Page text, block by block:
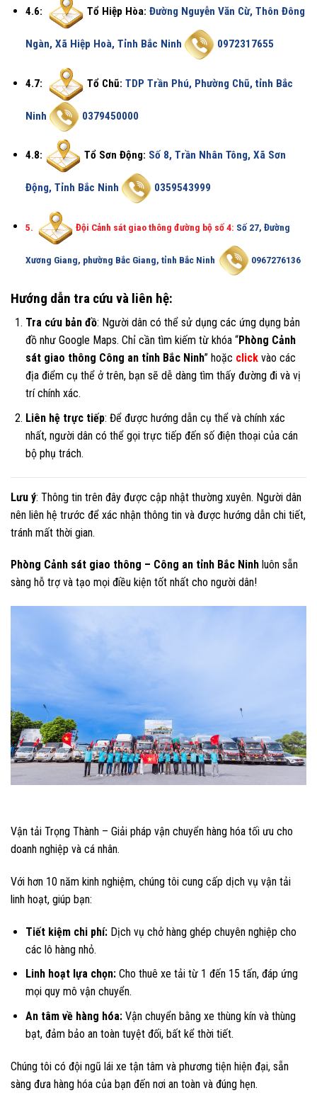
4.6: Tổ Hiệp Hòa: Đường Nguyễn Văn Cừ, Thôn Đông
Ngàn, Xã Hiệp Hoà, Tỉnh Bắc Ninh 0972317655
4.7: Tổ Chũ: TDP Trần Phú, Phường Chũ, tỉnh Bắc
Ninh 0379450000
4.8: Tổ Sơn Động: Số 8, Trần Nhân Tông, Xã Sơn
Động, Tỉnh Bắc Ninh 0359543999
5. Đội Cảnh sát giao thông đường bộ số 4: Số 27, Đường
Xương Giang, phường Bắc Giang, tỉnh Bắc Ninh 0967276136
Hướng dẫn tra cứu và liên hệ:
Tra cứu bản đồ: Người dân có thể sử dụng các ứng dụng bản
đồ như Google Maps. Chỉ cần tìm kiếm từ khóa “Phòng Cảnh
sát giao thông Công an tỉnh Bắc Ninh” hoặc click vào các
địa điểm cụ thể ở trên, bạn sẽ dễ dàng tìm thấy đường đi và vị
trí chính xác.
Liên hệ trực tiếp: Để được hướng dẫn cụ thể và chính xác
nhất, người dân có thể gọi trực tiếp đến số điện thoại của cán
bộ phụ trách.
Lưu ý: Thông tin trên đây được cập nhật thường xuyên. Người dân
nên liên hệ trước để xác nhận thông tin và được hướng dẫn chi tiết,
tránh mất thời gian.
Phòng Cảnh sát giao thông – Công an tỉnh Bắc Ninh luôn sẵn
sàng hỗ trợ và tạo mọi điều kiện tốt nhất cho người dân!
Vận tải Trọng Thành – Giải pháp vận chuyển hàng hóa tối ưu cho
doanh nghiệp và cá nhân.
Với hơn 10 năm kinh nghiệm, chúng tôi cung cấp dịch vụ vận tải
linh hoạt, giúp bạn:
Tiết kiệm chi phí:Dịch vụ chở hàng ghép chuyên nghiệp cho
các lô hàng nhỏ.
Linh hoạt lựa chọn:Cho thuê xe tải từ 1 đến 15 tấn, đáp ứng
mọi quy mô vận chuyển.
An tâm về hàng hóa:Vận chuyển bằng xe thùng kín và thùng
bạt, đảm bảo an toàn tuyệt đối, bất kể thời tiết.
Chúng tôi có đội ngũ lái xe tận tâm và phương tiện hiện đại, sẵn
sàng đưa hàng hóa của bạn đến nơi an toàn và đúng hẹn.